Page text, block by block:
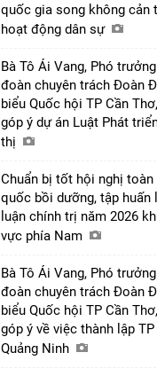
quốc gia song không cản
hoạt động dân sự
Bà Tô Ái Vang, Phó trưởng
đoàn chuyên trách Đoàn
biểu Quốc hội TP Cần Thơ,
góp ý dự án Luật Phát
thị
Chuẩn bị tốt hội nghị toàn
quốc bồi dưỡng, tập huấn
luận chính trị năm 2026
vực phía Nam
Bà Tô Ái Vang, Phó trưởng
đoàn chuyên trách Đoàn
biểu Quốc hội TP Cần Thơ,
góp ý về việc thành lập TP
Quảng Ninh